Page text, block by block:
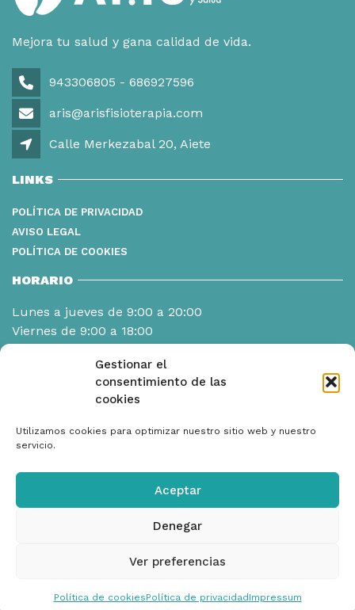
Gestionar el
consentimiento de las
cookies
Utilizamos cookies para optimizar nuestro sitio web y nuestro
servicio.
Aceptar
Denegar
Ver preferencias
Política de cookiesPolítica de privacidadImpressum
Mejora tu salud y gana calidad de vida.
943306805 - 686927596
aris@arisfisioterapia.com
Calle Merkezabal 20, Aiete
LINKS
POLÍTICA DE PRIVACIDAD
AVISO LEGAL
POLÍTICA DE COOKIES
HORARIO
Lunes a jueves de 9:00 a 20:00
Viernes de 9:00 a 18:00
© Aris - fisioterapia y salud. Todos los derechos
aris@arisfisioterapia.comIDiseño Web: Diséñame